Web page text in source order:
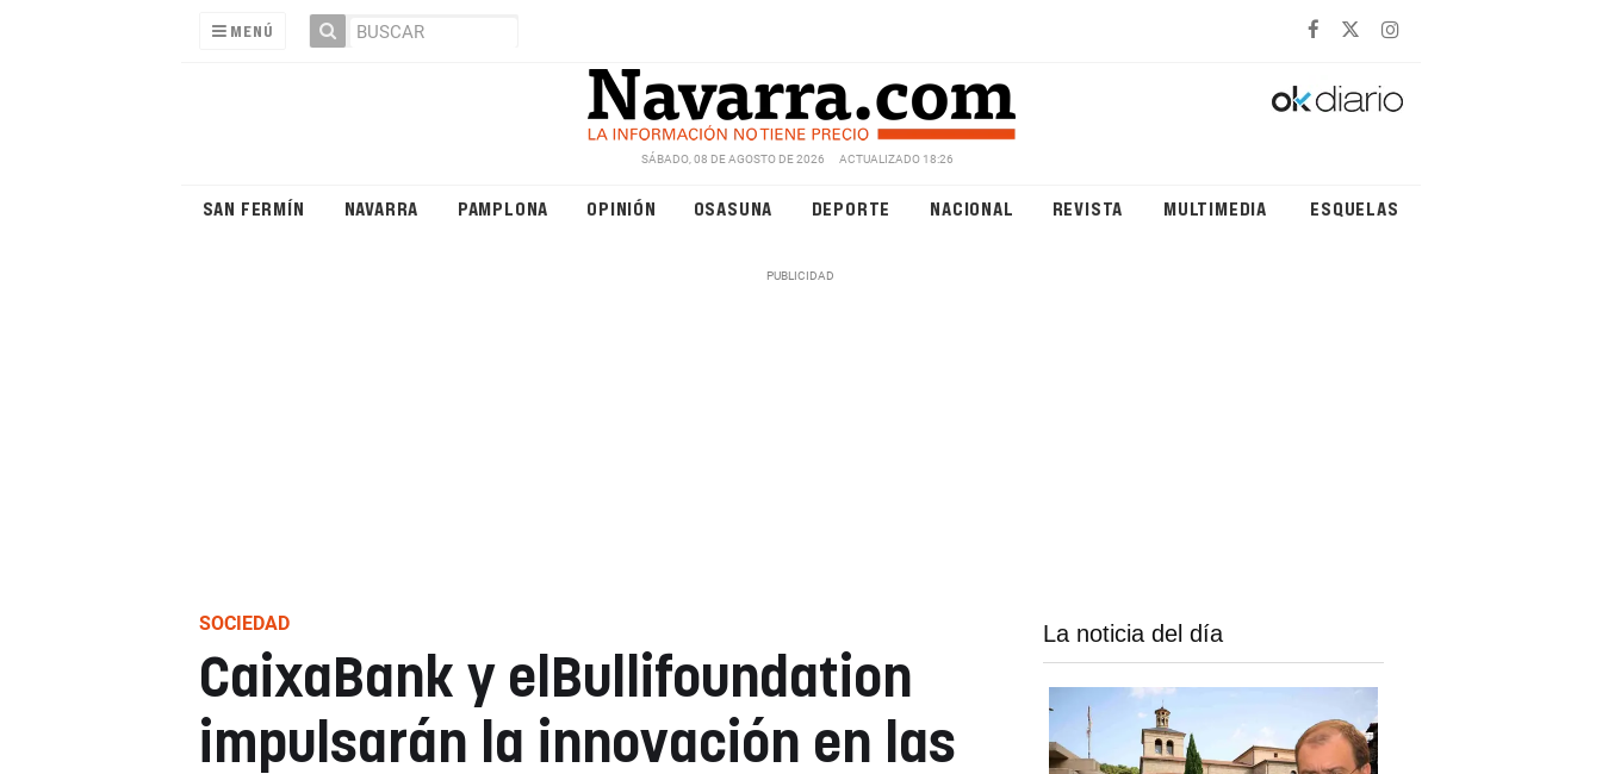
MENÚ
SÁBADO, 08 DE AGOSTO DE 2026 ACTUALIZADO 18:26
SAN FERMÍN NAVARRA PAMPLONA OPINIÓN OSASUNA DEPORTE NACIONAL REVISTA MULTIMEDIA ESQUELAS
SOCIEDAD
CaixaBank y elBullifoundation
impulsarán la innovación en las
La noticia del día